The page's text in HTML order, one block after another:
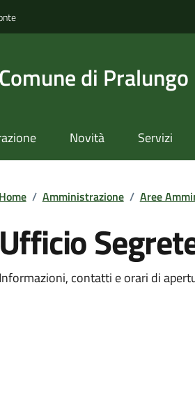
Comune di Pralungo
Novità Servizi
Home / Amministrazione / Aree
Ufficio
Informazioni, contatti e orari di